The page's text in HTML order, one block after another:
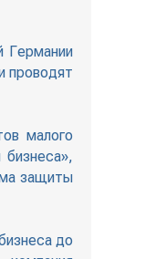
Германии
проводят
малого
защиты
до